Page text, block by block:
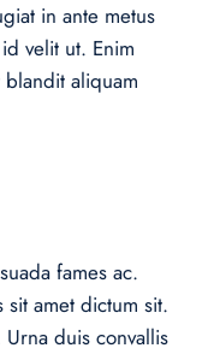
in ante metus
velit ut. Enim
blandit aliquam
fames ac.
sit amet dictum sit.
duis convallis